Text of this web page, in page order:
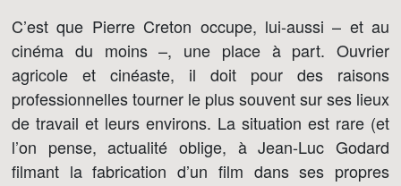
C’est que Pierre Creton occupe, lui-aussi – et au
cinéma du moins –, une place à part. Ouvrier
agricole et cinéaste, il doit pour des raisons
professionnelles tourner le plus souvent sur ses lieux
de travail et leurs environs. La situation est rare (et
l’on pense, actualité oblige, à Jean-Luc Godard
filmant la fabrication d’un film dans ses propres